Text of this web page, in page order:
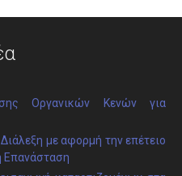
Οργανικών Κενών για
με αφορμή την επέτειο
Επανάσταση